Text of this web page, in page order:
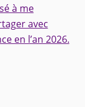
à me
avec
en l’an 2026.